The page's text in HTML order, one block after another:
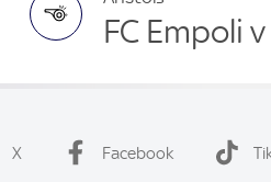
FC Empoli
X Facebook